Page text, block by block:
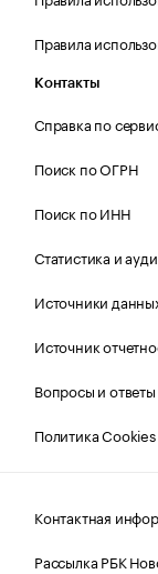
Правила
Контакты
Справка по
Поиск по ОГРН
Поиск по ИНН
Статистика и
Источники
Источник
Вопросы и ответы
Политика
Контактная
Рассылка РБК